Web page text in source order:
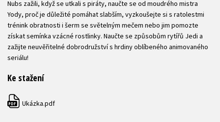
Nubs zažili, když se utkali s piráty, naučte se od moudrého mistra
Yody, proč je důležité pomáhat slabším, vyzkoušejte si s ratolestmi
trénink obratnosti i šerm se světelným mečem nebo jim pomozte
získat semínka vzácné rostlinky. Naučte se způsobům rytířů Jedi a
zažijte neuvěřitelné dobrodružství s hrdiny oblíbeného animovaného
seriálu!
Ke stažení
PDF Ukázka.pdf